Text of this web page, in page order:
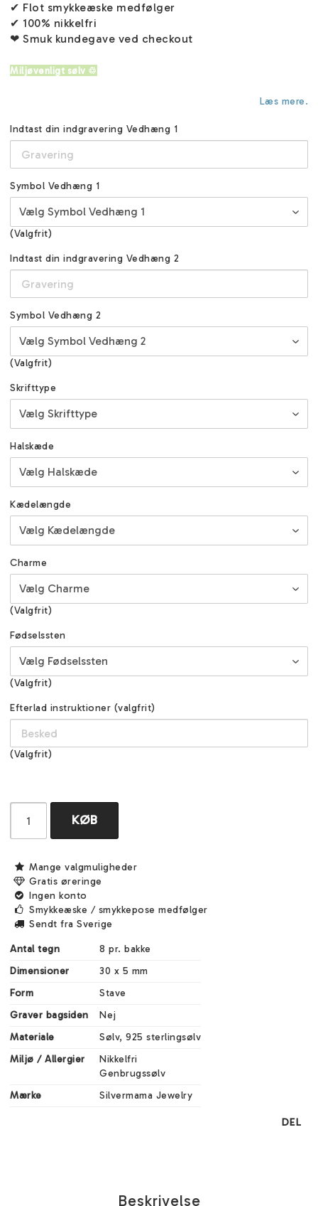
✔ Flot smykkeæske medfølger
✔ 100% nikkelfri
❤ Smuk kundegave ved checkout
Miljøvenligt sølv ♲
Læs mere.
Indtast din indgravering Vedhæng 1
Symbol Vedhæng 1
(Valgfrit)
Indtast din indgravering Vedhæng 2
Symbol Vedhæng 2
(Valgfrit)
Skrifttype
Halskæde
Kædelængde
Charme
(Valgfrit)
Fødselssten
(Valgfrit)
Efterlad instruktioner (valgfrit)
(Valgfrit)
KØB
Mange valgmuligheder
Gratis øreringe
Ingen konto
Smykkeæske / smykkepose medfølger
Sendt fra Sverige
Antal tegn
8 pr. bakke
Dimensioner
30 x 5 mm
Form
Stave
Graver bagsiden
Nej
Materiale
Sølv, 925 sterlingsølv
Miljø / Allergier
Nikkelfri
Genbrugssølv
Mærke
Silvermama Jewelry
DEL
Beskrivelse